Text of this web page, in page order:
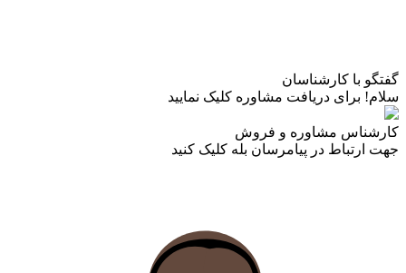
گفتگو با کارشناسان
سلام! برای دریافت مشاوره کلیک نمایید
کارشناس مشاوره و فروش
جهت ارتباط در پیامرسان بله کلیک کنید